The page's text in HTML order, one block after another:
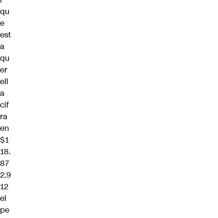
qu
e
est
a
qu
er
ell
a
cif
ra
en
$1
18.
87
2.9
12
el
pe